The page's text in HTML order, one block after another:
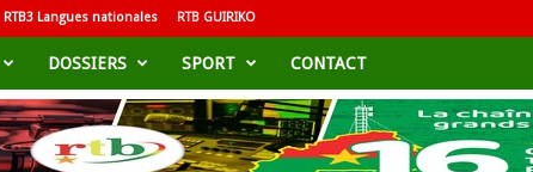
RTB3 Langues nationales RTB GUIRIKO
DOSSIERS SPORT CONTACT